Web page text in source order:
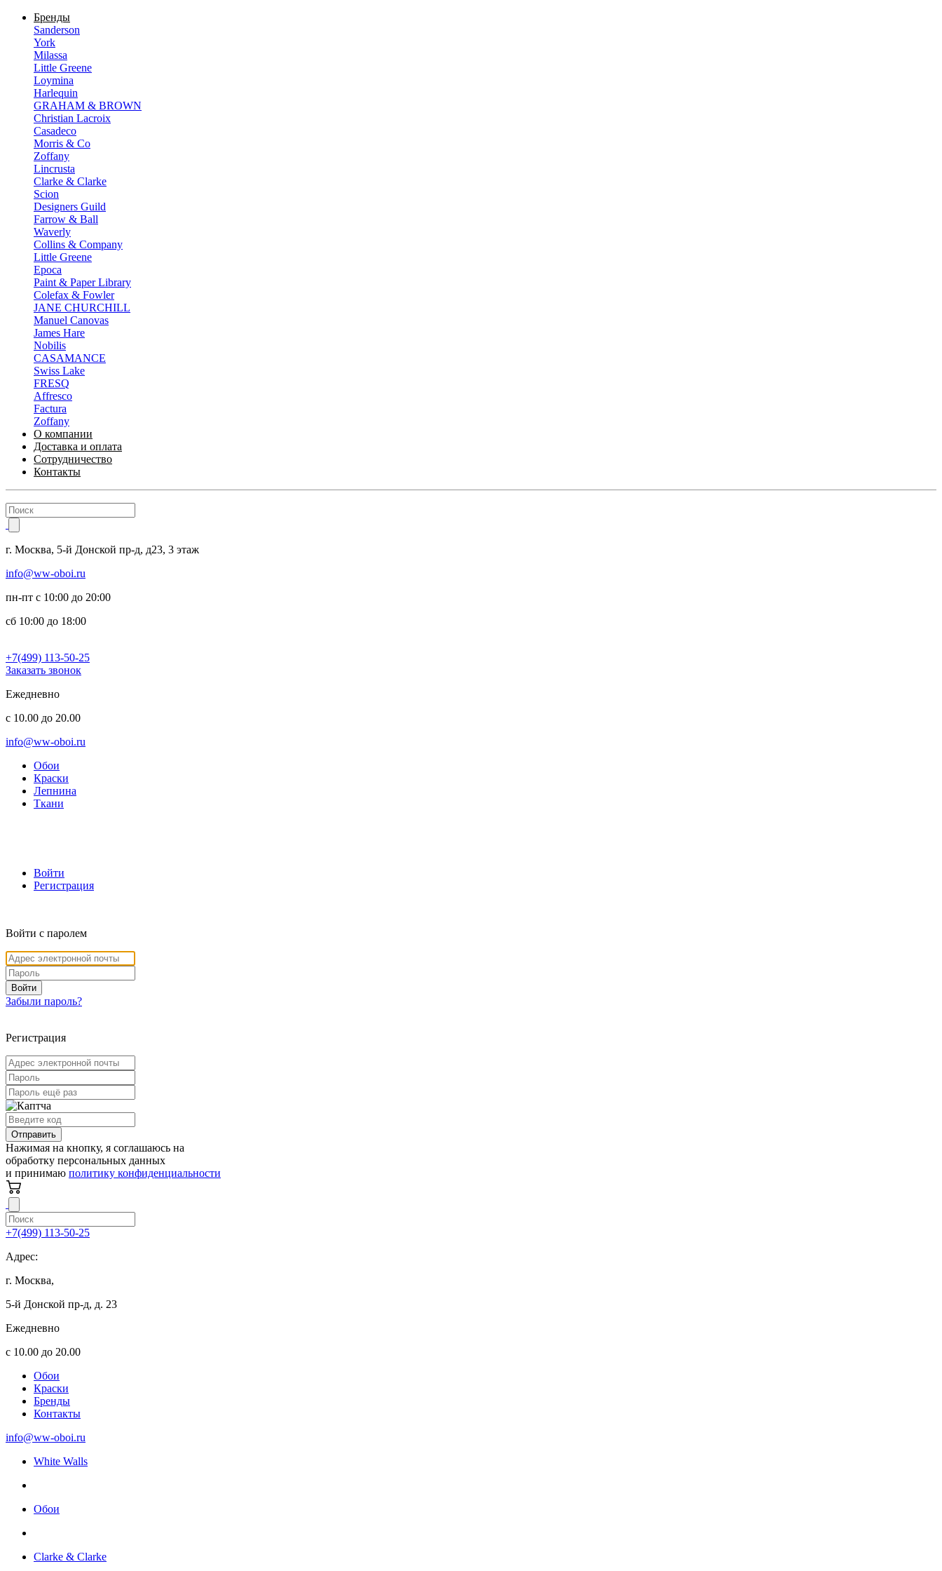
Бренды
Sanderson
York
Milassa
Little Greene
Loymina
Harlequin
GRAHAM & BROWN
Christian Lacroix
Casadeco
Morris & Co
Zoffany
Lincrusta
Clarke & Clarke
Scion
Designers Guild
Farrow & Ball
Waverly
Collins & Company
Little Greene
Epoca
Paint & Paper Library
Colefax & Fowler
JANE CHURCHILL
Manuel Canovas
James Hare
Nobilis
CASAMANCE
Swiss Lake
FRESQ
Affresco
Factura
Zoffany
О компании
Доставка и оплата
Сотрудничество
Контакты
г. Москва, 5-й Донской пр-д, д23, 3 этаж
info@ww-oboi.ru
пн-пт с 10:00 до 20:00
сб 10:00 до 18:00
+7(499) 113-50-25
Заказать звонок
Ежедневно
с 10.00 до 20.00
info@ww-oboi.ru
Обои
Краски
Лепнина
Ткани
Войти
Регистрация
Войти с паролем
Войти
Забыли пароль?
Регистрация
Отправить
Нажимая на кнопку, я соглашаюсь на
обработку персональных данных
и принимаю политику конфиденциальности
+7(499) 113-50-25
Адрес:
г. Москва,
5-й Донской пр-д, д. 23
Ежедневно
с 10.00 до 20.00
Обои
Краски
Бренды
Контакты
info@ww-oboi.ru
White Walls
Обои
Clarke & Clarke